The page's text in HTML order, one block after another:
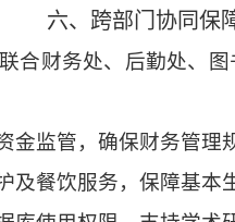
六、跨部门协同保
合财务处、后勤处、
金监管，确保财务管理
及餐饮服务，保障基本